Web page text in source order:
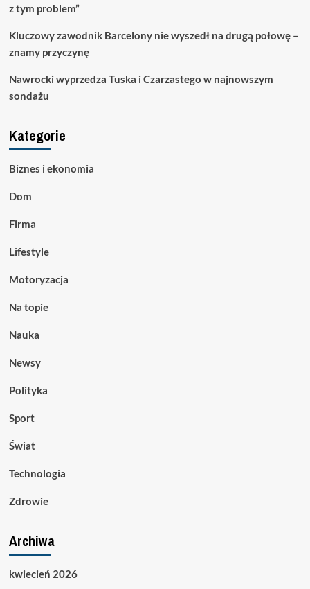
z tym problem”
Kluczowy zawodnik Barcelony nie wyszedł na drugą połowę –
znamy przyczynę
Nawrocki wyprzedza Tuska i Czarzastego w najnowszym
sondażu
Kategorie
Biznes i ekonomia
Dom
Firma
Lifestyle
Motoryzacja
Na topie
Nauka
Newsy
Polityka
Sport
Świat
Technologia
Zdrowie
Archiwa
kwiecień 2026